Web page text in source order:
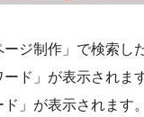
ジ制作」で検索し
ド」が表示されます
」が表示されます。